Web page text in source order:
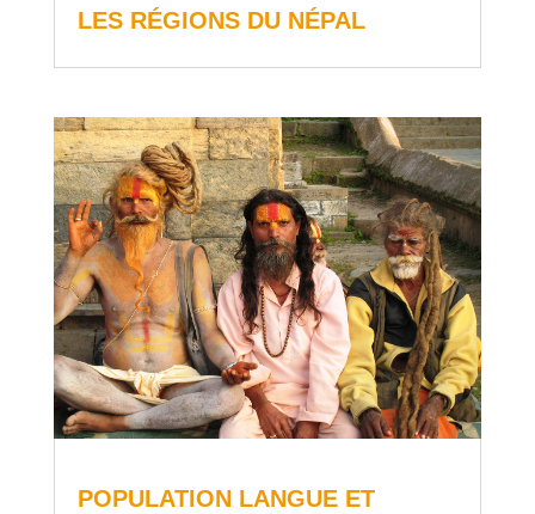
LES RÉGIONS DU NÉPAL
POPULATION LANGUE ET